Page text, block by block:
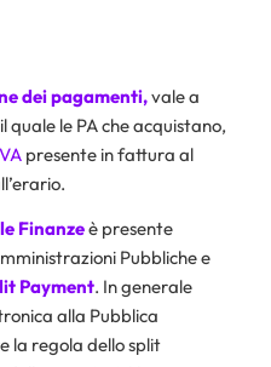
dei pagamenti,vale a
quale le PA che acquistano,
presente in fattura al
Finanzeè presente
Pubbliche e
Payment. In generale
alla Pubblica
la regola dello split